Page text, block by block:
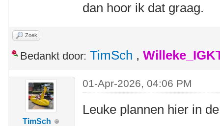
dan hoor ik dat graag.
Zoek
Bedankt door: TimSch ,
TimSch
01-Apr-2026, 04:06 PM
Leuke plannen hier in